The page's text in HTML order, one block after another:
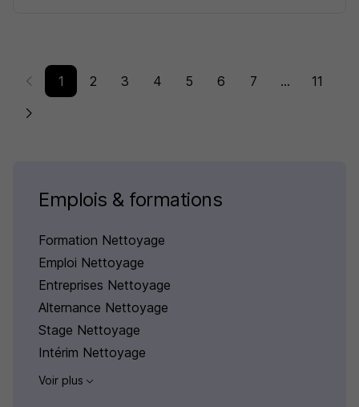
1 2 3 4 5 6 7 ... 11
Emplois & formations
Formation Nettoyage
Emploi Nettoyage
Entreprises Nettoyage
Alternance Nettoyage
Stage Nettoyage
Intérim Nettoyage
Voir plus